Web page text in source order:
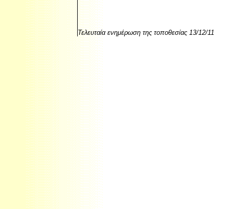
Τελευταία ενημέρωση της τοποθεσίας 13/12/11